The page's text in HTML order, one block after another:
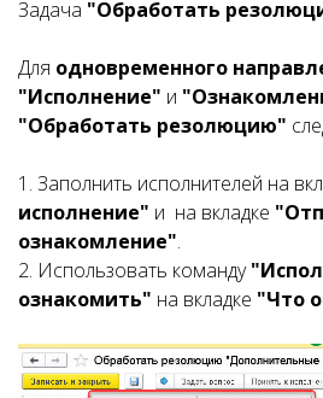
Задача "Обработать
Для одновременного
"Исполнение" и
"Обработать резолюцию"
1. Заполнить исполнителей на
исполнение" и на вкладке
ознакомление".
2. Использовать команду
ознакомить" на вкладке "Что